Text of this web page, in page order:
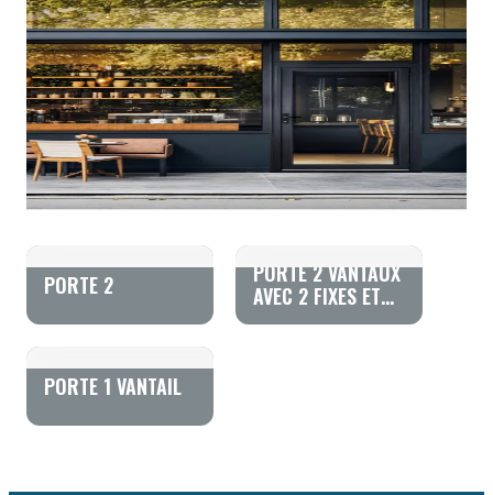
PORTE 2
PORTE 2 VANTAUX
AVEC 2 FIXES ET
IMPOSTE.
PORTE 1 VANTAIL